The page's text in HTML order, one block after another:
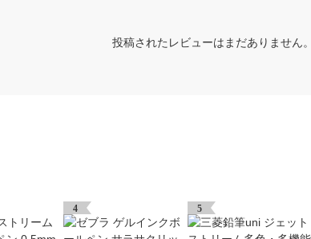
投稿されたレビューはまだありません。
4 5